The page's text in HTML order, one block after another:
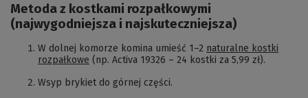
Metoda z kostkami rozpałkowymi
(najwygodniejsza i najskuteczniejsza)
W dolnej komorze komina umieść 1–2 naturalne kostki
rozpałkowe (np. Activa 19326 – 24 kostki za 5,99 zł).
Wsyp brykiet do górnej części.